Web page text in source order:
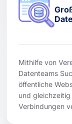
Mithilfe von
Datenteams
öffentliche
und
Verbindungen